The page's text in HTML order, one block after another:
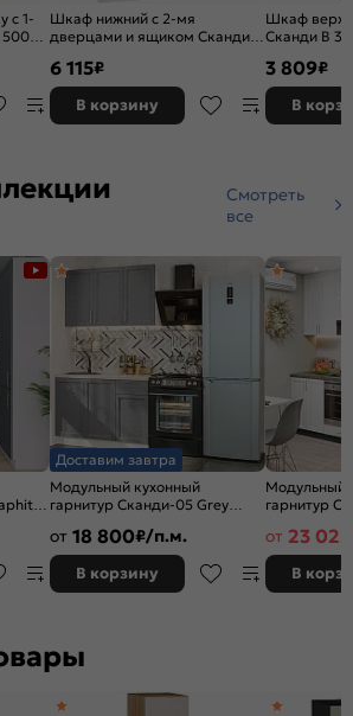
с 1-
Шкаф нижний с 2-мя
дверцами и ящиком Сканди Н
Белый
6 115₽
В корзину
Шкаф
Сканди В
3 809₽
В
Смотреть
все
Доставим завтра
Модульный кухонный
гарнитур Сканди-05 Grey
2140x1200x600
от 18 800₽/п.м.
В корзину
Модульный
гарнитур
от 23 025
В